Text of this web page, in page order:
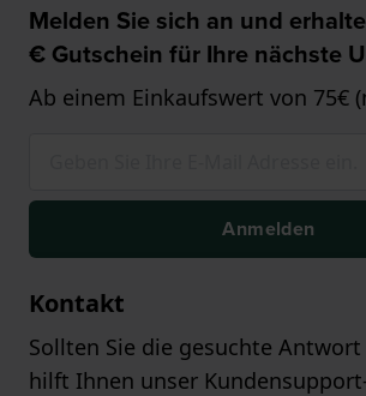
Melden Sie sich an und
€ Gutschein für Ihre nächste
Ab einem Einkaufswert von 75€
Anmelden
Kontakt
Sollten Sie die gesuchte
hilft Ihnen unser